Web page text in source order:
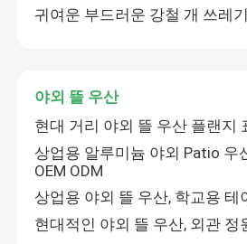
귀여운 부드러운 강철 개 쓰레
야외 뜰 우산
현대 거리 야외 뜰 우산 플랜지
상업용 알루미늄 야외 Patio 우
OEM ODM
상업용 야외 뜰 우산, 학교용 테
현대적인 야외 뜰 우산, 외관 정